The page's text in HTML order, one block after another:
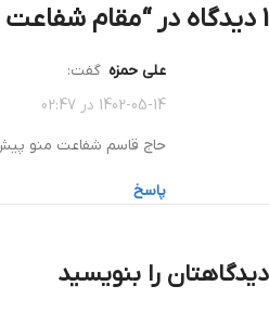
1 دیدگاه در “ مقام شفاعت
علی حمزه گفت:
1402-05-14 در 02:47
حاج قاسم شفاعت منو
پاسخ
دیدگاهتان را بنویسید